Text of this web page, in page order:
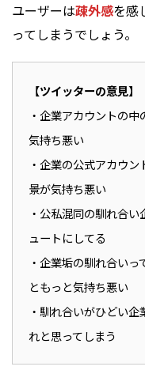
ユーザーは疎外感を感
ってしまうでしょう。
【ツイッターの意見】
・企業アカウントの
気持ち悪い
・企業の公式アカウ
景が気持ち悪い
・公私混同の馴れ合
ュートにしてる
・企業垢の馴れ合い
ともっと気持ち悪い
・馴れ合いがひどい
れと思ってしまう